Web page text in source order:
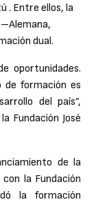
. Entre ellos, la
dual.
oportunidades.
de formación es
del país”,
Fundación José
de la
la Fundación
la formación